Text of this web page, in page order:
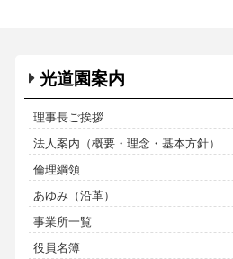
光道園案内
理事長ご挨拶
法人案内（概要・理念・基本方針）
倫理綱領
あゆみ（沿革）
事業所一覧
役員名簿